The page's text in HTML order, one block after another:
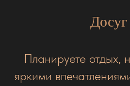
Досуг
Планируете отдых,
яркими